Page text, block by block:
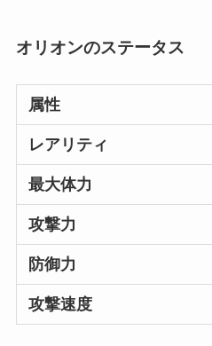
オリオンのステータス
属性
レアリティ
最大体力
攻撃力
防御力
攻撃速度